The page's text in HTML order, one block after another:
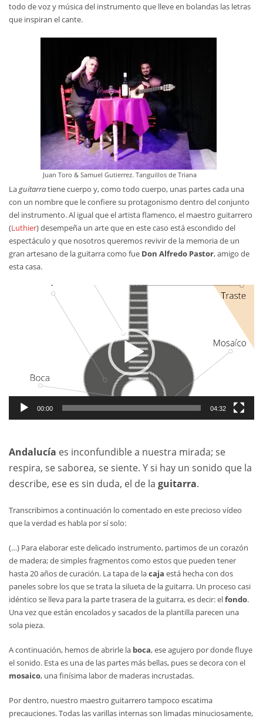
todo de voz y música del instrumento que lleve en bolandas las letras
que inspiran el cante.
Juan Toro & Samuel Gutierrez. Tanguillos de Triana
Laguitarratiene cuerpo y, como todo cuerpo, unas partes cada una
con un nombre que le confiere su protagonismo dentro del conjunto
del instrumento. Al igual que el artista flamenco, el maestro guitarrero
(Luthier) desempeña un arte que en este caso está escondido del
espectáculo y que nosotros queremos revivir de la memoria de un
gran artesano de la guitarra como fue Don Alfredo Pastor, amigo de
esta casa.
00:00 04:32
Andalucía es inconfundible a nuestra mirada; se
respira, se saborea, se siente. Y si hay un sonido que la
describe, ese es sin duda, el de la guitarra.
Transcribimos a continuación lo comentado en este precioso vídeo
que la verdad es habla por sí solo:
(…) Para elaborar este delicado instrumento, partimos de un corazón
de madera; de simples fragmentos como estos que pueden tener
hasta 20 años de curación. La tapa de lacaja está hecha con dos
paneles sobre los que se trata la silueta de la guitarra. Un proceso casi
idéntico se lleva para la parte trasera de la guitarra, es decir: elfondo.
Una vez que están encolados y sacados de la plantilla parecen una
sola pieza.
A continuación, hemos de abrirle la boca, ese agujero por donde fluye
el sonido. Esta es una de las partes más bellas, pues se decora con el
mosaico, una finísima labor de maderas incrustadas.
Por dentro, nuestro maestro guitarrero tampoco escatima
precauciones. Todas las varillas internas son limadas minuciosamente,